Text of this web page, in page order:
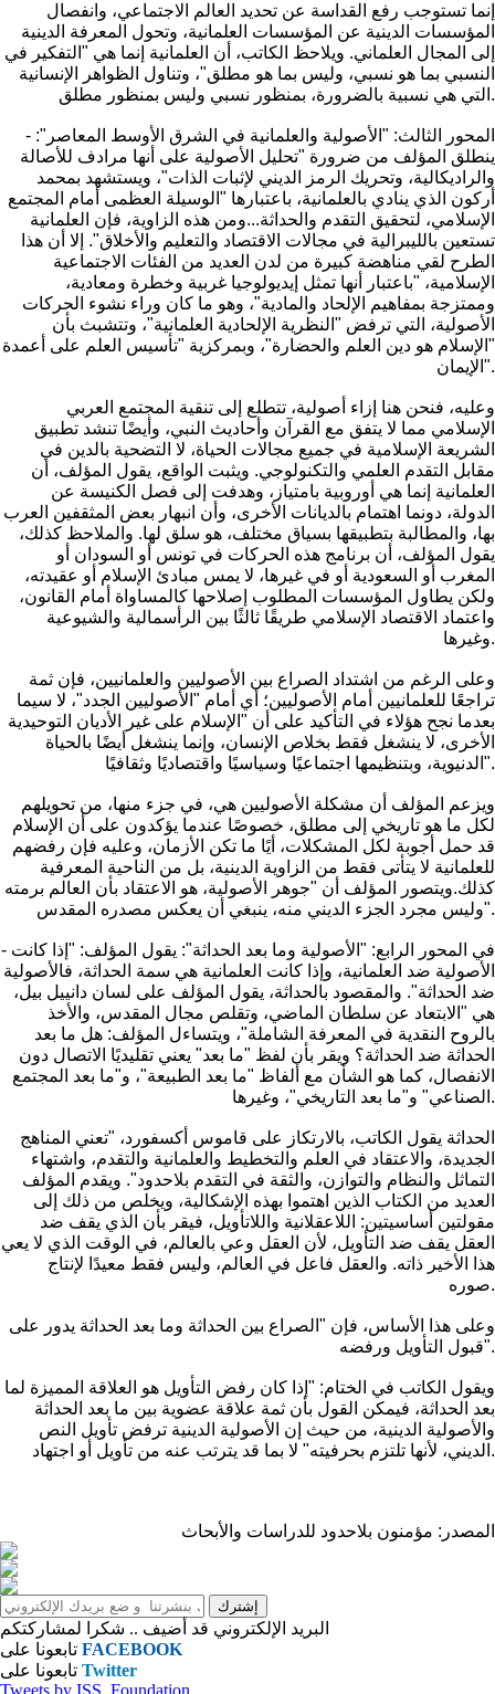
إنما تستوجب رفع القداسة عن تحديد العالم الاجتماعي، وانفصال
المؤسسات الدينية عن المؤسسات العلمانية، وتحول المعرفة الدينية
إلى المجال العلماني. ويلاحظ الكاتب، أن العلمانية إنما هي "التفكير في
النسبي بما هو نسبي، وليس بما هو مطلق"، وتناول الظواهر الإنسانية
التي هي نسبية بالضرورة، بمنظور نسبي وليس بمنظور مطلق.
- المحور الثالث: "الأصولية والعلمانية في الشرق الأوسط المعاصر":
ينطلق المؤلف من ضرورة "تحليل الأصولية على أنها مرادف للأصالة
والراديكالية، وتحريك الرمز الديني لإثبات الذات"، ويستشهد بمحمد
أركون الذي ينادي بالعلمانية، باعتبارها "الوسيلة العظمى أمام المجتمع
الإسلامي، لتحقيق التقدم والحداثة...ومن هذه الزاوية، فإن العلمانية
تستعين بالليبرالية في مجالات الاقتصاد والتعليم والأخلاق". إلا أن هذا
الطرح لقي مناهضة كبيرة من لدن العديد من الفئات الاجتماعية
الإسلامية، "باعتبار أنها تمثل إيديولوجيا غربية وخطرة ومعادية،
وممتزجة بمفاهيم الإلحاد والمادية"، وهو ما كان وراء نشوء الحركات
الأصولية، التي ترفض "النظرية الإلحادية العلمانية"، وتتشبث بأن
"الإسلام هو دين العلم والحضارة"، وبمركزية "تأسيس العلم على أعمدة
الإيمان".
وعليه، فنحن هنا إزاء أصولية، تتطلع إلى تنقية المجتمع العربي
الإسلامي مما لا يتفق مع القرآن وأحاديث النبي، وأيضًا تنشد تطبيق
الشريعة الإسلامية في جميع مجالات الحياة، لا التضحية بالدين في
مقابل التقدم العلمي والتكنولوجي. ويثبت الواقع، يقول المؤلف، أن
العلمانية إنما هي أوروبية بامتياز، وهدفت إلى فصل الكنيسة عن
الدولة، دونما اهتمام بالديانات الأخرى، وأن انبهار بعض المثقفين العرب
بها، والمطالبة بتطبيقها بسياق مختلف، هو سلق لها. والملاحظ كذلك،
يقول المؤلف، أن برنامج هذه الحركات في تونس أو السودان أو
المغرب أو السعودية أو في غيرها، لا يمس مبادئ الإسلام أو عقيدته،
ولكن يطاول المؤسسات المطلوب إصلاحها كالمساواة أمام القانون،
واعتماد الاقتصاد الإسلامي طريقًا ثالثًا بين الرأسمالية والشيوعية
وغيرها.
وعلى الرغم من اشتداد الصراع بين الأصوليين والعلمانيين، فإن ثمة
تراجعًا للعلمانيين أمام الأصوليين؛ أي أمام "الأصوليين الجدد"، لا سيما
بعدما نجح هؤلاء في التأكيد على أن "الإسلام على غير الأديان التوحيدية
الأخرى، لا ينشغل فقط بخلاص الإنسان، وإنما ينشغل أيضًا بالحياة
الدنيوية، وبتنظيمها اجتماعيًا وسياسيًا واقتصاديًا وثقافيًا".
ويزعم المؤلف أن مشكلة الأصوليين هي، في جزء منها، من تحويلهم
لكل ما هو تاريخي إلى مطلق، خصوصًا عندما يؤكدون على أن الإسلام
قد حمل أجوبة لكل المشكلات، أيًا ما تكن الأزمان، وعليه فإن رفضهم
للعلمانية لا يتأتى فقط من الزاوية الدينية، بل من الناحية المعرفية
كذلك.ويتصور المؤلف أن "جوهر الأصولية، هو الاعتقاد بأن العالم برمته
وليس مجرد الجزء الديني منه، ينبغي أن يعكس مصدره المقدس".
- في المحور الرابع: "الأصولية وما بعد الحداثة": يقول المؤلف: "إذا كانت
الأصولية ضد العلمانية، وإذا كانت العلمانية هي سمة الحداثة، فالأصولية
ضد الحداثة". والمقصود بالحداثة، يقول المؤلف على لسان دانييل بيل،
هي "الابتعاد عن سلطان الماضي، وتقلص مجال المقدس، والأخذ
بالروح النقدية في المعرفة الشاملة"، ويتساءل المؤلف: هل ما بعد
الحداثة ضد الحداثة؟ ويقر بأن لفظ "ما بعد" يعني تقليديًا الاتصال دون
الانفصال، كما هو الشأن مع ألفاظ "ما بعد الطبيعة"، و"ما بعد المجتمع
الصناعي" و"ما بعد التاريخي"، وغيرها.
الحداثة يقول الكاتب، بالارتكاز على قاموس أكسفورد، "تعني المناهج
الجديدة، والاعتقاد في العلم والتخطيط والعلمانية والتقدم، واشتهاء
التماثل والنظام والتوازن، والثقة في التقدم بلاحدود". ويقدم المؤلف
العديد من الكتاب الذين اهتموا بهذه الإشكالية، ويخلص من ذلك إلى
مقولتين أساسيتين: اللاعقلانية واللاتأويل، فيقر بأن الذي يقف ضد
العقل يقف ضد التأويل، لأن العقل وعي بالعالم، في الوقت الذي لا يعي
هذا الأخير ذاته. والعقل فاعل في العالم، وليس فقط معيدًا لإنتاج
صوره.
وعلى هذا الأساس، فإن "الصراع بين الحداثة وما بعد الحداثة يدور على
قبول التأويل ورفضه".
ويقول الكاتب في الختام: "إذا كان رفض التأويل هو العلاقة المميزة لما
بعد الحداثة، فيمكن القول بأن ثمة علاقة عضوية بين ما بعد الحداثة
والأصولية الدينية، من حيث إن الأصولية الدينية ترفض تأويل النص
الديني، لأنها تلتزم بحرفيته" لا بما قد يترتب عنه من تأويل أو اجتهاد.
المصدر: مؤمنون بلاحدود للدراسات والأبحاث
البريد الإلكتروني قد أضيف .. شكرا لمشاركتكم
FACEBOOK
Twitter
Tweets by ISS_Foundation